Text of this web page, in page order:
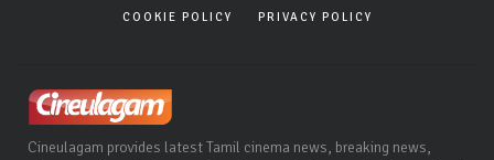
COOKIE POLICY PRIVACY POLICY
Cineulagam provides latest Tamil cinema news, breaking news,